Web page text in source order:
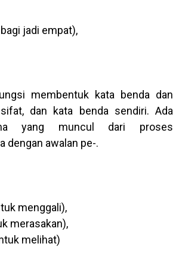
jadi empat),
membentuk kata benda dan
dan kata benda sendiri. Ada
yang muncul dari proses
dengan awalan pe-.
menggali),
merasakan),
melihat)